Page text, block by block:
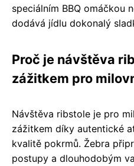
speciálním BBQ omáčkou
dodává jídlu dokonalý
Proč je návštěva
zážitkem pro
Návštěva ribstole je pro
zážitkem díky autentické
kvalitě pokrmů. Žebra
postupy a dlouhodobým